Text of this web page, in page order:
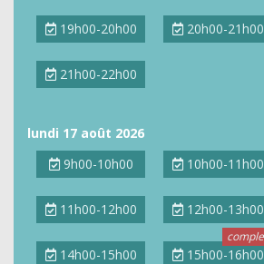
19h00-20h00 20h00-21h00
21h00-22h00
lundi 17 août 2026
9h00-10h00
10h00-11h00
11h00-12h00 12h00-13h00
14h00-15h00 15h00-16h00